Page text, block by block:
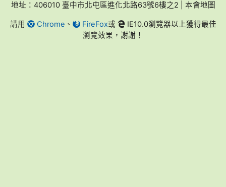
地址：406010 臺中市北屯區進化北路63號6樓之2 | 本會地圖
請用 Chrome 、 FireFox或
IE10.0瀏覽器以上獲得最佳
瀏覽效果，謝謝！